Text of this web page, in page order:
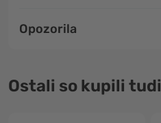
Opozorila
Ostali so kupili tudi